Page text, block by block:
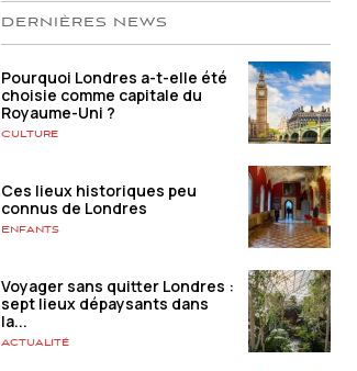
DERNIÈRES NEWS
Pourquoi Londres a-t-elle été
choisie comme capitale du
Royaume-Uni ?
Culture
Ces lieux historiques peu
connus de Londres
Enfants
Voyager sans quitter Londres :
sept lieux dépaysants dans
la...
Actualité